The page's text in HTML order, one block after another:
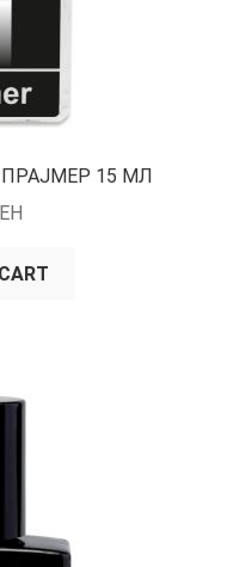
ПРАЈМЕР 15 МЛ